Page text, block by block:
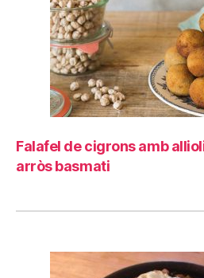
Falafel de cigrons amb
arròs basmati